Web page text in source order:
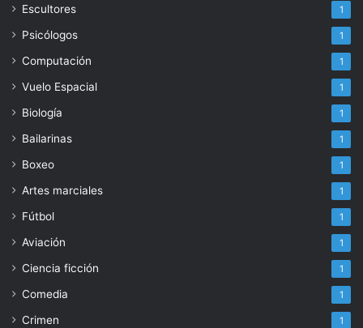
Escultores 1
Psicólogos 1
Computación 1
Vuelo Espacial 1
Biología 1
Bailarinas 1
Boxeo 1
Artes marciales 1
Fútbol 1
Aviación 1
Ciencia ficción 1
Comedia 1
Crimen 1